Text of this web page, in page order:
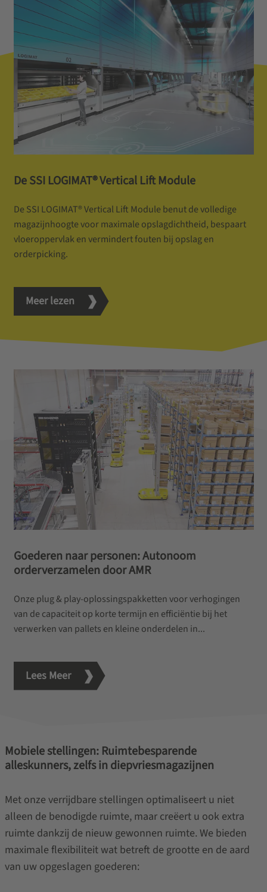
De SSI LOGIMAT® Vertical Lift Module
De SSI LOGIMAT® Vertical Lift Module benut de volledige
magazijnhoogte voor maximale opslagdichtheid, bespaart
vloeroppervlak en vermindert fouten bij opslag en
orderpicking.
Meer lezen
Goederen naar personen: Autonoom
orderverzamelen door AMR
Onze plug & play-oplossingspakketten voor verhogingen
van de capaciteit op korte termijn en efficiëntie bij het
verwerken van pallets en kleine onderdelen in...
Lees Meer
Mobiele stellingen: Ruimtebesparende
alleskunners, zelfs in diepvriesmagazijnen
Met onze verrijdbare stellingen optimaliseert u niet
alleen de benodigde ruimte, maar creëert u ook extra
ruimte dankzij de nieuw gewonnen ruimte. We bieden
maximale flexibiliteit wat betreft de grootte en de aard
van uw opgeslagen goederen: